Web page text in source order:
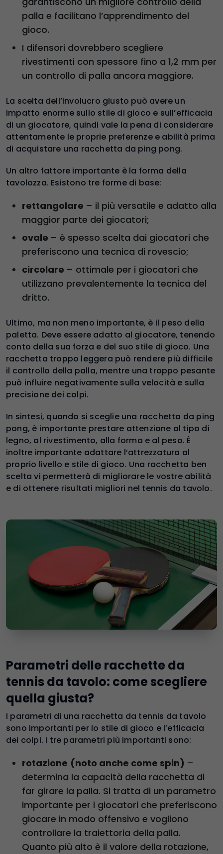
palla e facilitano l’apprendimento del
gioco.
I difensori dovrebbero scegliere
rivestimenti con spessore fino a 1,2 mm per
un controllo di palla ancora maggiore.
La scelta dell’involucro giusto può avere un
impatto enorme sullo stile di gioco e sull’efficacia
di un giocatore, quindi vale la pena di considerare
attentamente le proprie preferenze e abilità prima
di acquistare una racchetta da ping pong.
Un altro fattore importante è la forma della
tavolozza. Esistono tre forme di base:
rettangolare – il più versatile e adatto alla
maggior parte dei giocatori;
ovale – è spesso scelta dai giocatori che
preferiscono una tecnica di rovescio;
circolare – ottimale per i giocatori che
utilizzano prevalentemente la tecnica del
dritto.
Ultimo, ma non meno importante, è il peso della
paletta. Deve essere adatto al giocatore, tenendo
conto della sua forza e del suo stile di gioco. Una
racchetta troppo leggera può rendere più difficile
il controllo della palla, mentre una troppo pesante
può influire negativamente sulla velocità e sulla
precisione dei colpi.
In sintesi, quando si sceglie una racchetta da ping
pong, è importante prestare attenzione al tipo di
legno, al rivestimento, alla forma e al peso. È
inoltre importante adattare l’attrezzatura al
proprio livello e stile di gioco. Una racchetta ben
scelta vi permetterà di migliorare le vostre abilità
e di ottenere risultati migliori nel tennis da tavolo.
Parametri delle racchette da
tennis da tavolo: come scegliere
quella giusta?
I parametri di una racchetta da tennis da tavolo
sono importanti per lo stile di gioco e l’efficacia
dei colpi. I tre parametri più importanti sono:
rotazione (noto anche come spin) –
determina la capacità della racchetta di
far girare la palla. Si tratta di un parametro
importante per i giocatori che preferiscono
giocare in modo offensivo e vogliono
controllare la traiettoria della palla.
Quanto più alto è il valore della rotazione,